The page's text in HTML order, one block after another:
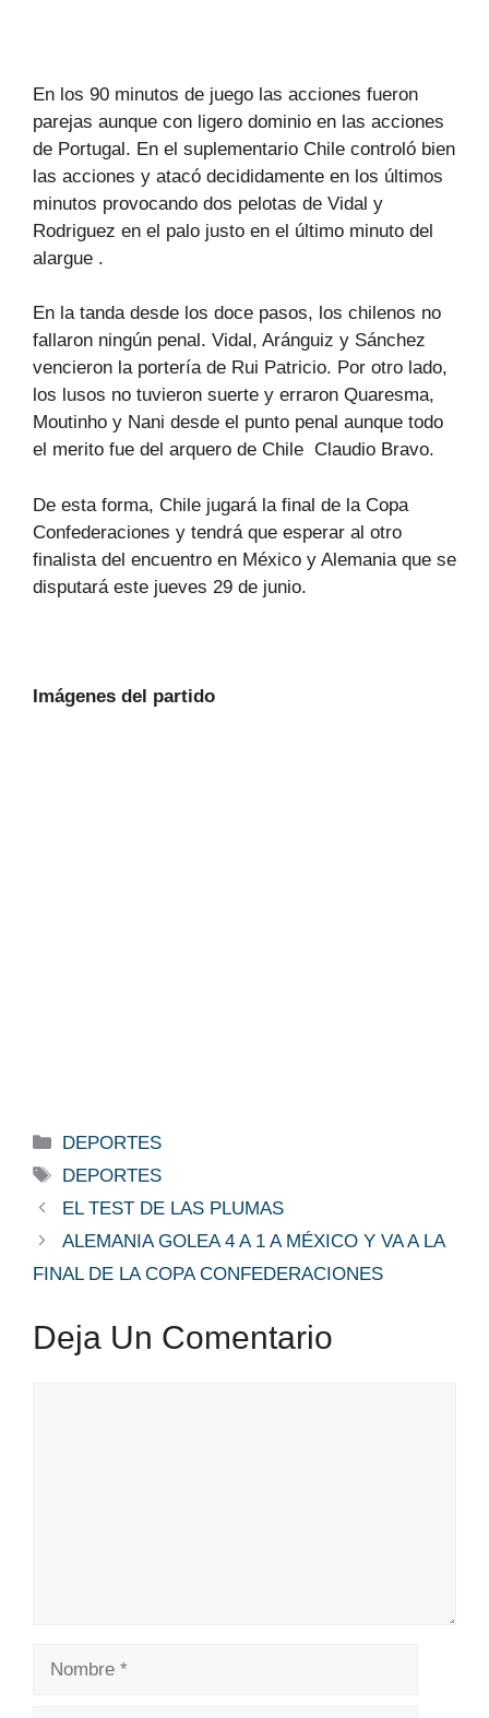
En los 90 minutos de juego las acciones fueron
parejas aunque con ligero dominio en las acciones
de Portugal. En el suplementario Chile controló bien
las acciones y atacó decididamente en los últimos
minutos provocando dos pelotas de Vidal y
Rodriguez en el palo justo en el último minuto del
alargue .
En la tanda desde los doce pasos, los chilenos no
fallaron ningún penal. Vidal, Aránguiz y Sánchez
vencieron la portería de Rui Patricio. Por otro lado,
los lusos no tuvieron suerte y erraron Quaresma,
Moutinho y Nani desde el punto penal aunque todo
el merito fue del arquero de Chile Claudio Bravo.
De esta forma, Chile jugará la final de la Copa
Confederaciones y tendrá que esperar al otro
finalista del encuentro en México y Alemania que se
disputará este jueves 29 de junio.
Imágenes del partido
Categorías
DEPORTES
Etiquetas
DEPORTES
EL TEST DE LAS PLUMAS
ALEMANIA GOLEA 4 A 1 A MÉXICO Y VA A LA
FINAL DE LA COPA CONFEDERACIONES
Deja Un Comentario